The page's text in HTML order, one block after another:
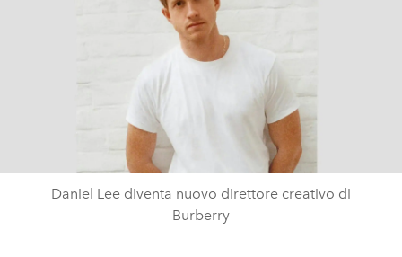
Daniel Lee diventa nuovo direttore creativo di
Burberry